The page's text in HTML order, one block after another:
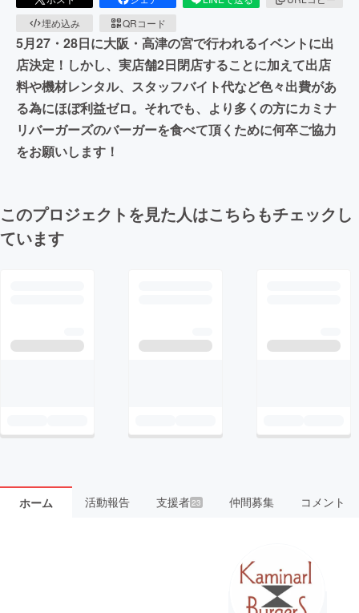
埋め込み
QRコード
5月27・28日に大阪・高津の宮で行われるイベントに出
店決定！しかし、実店舗2日閉店することに加えて出店
料や機材レンタル、スタッフバイト代など色々出費があ
る為にほぼ利益ゼロ。それでも、より多くの方にカミナ
リバーガーズのバーガーを食べて頂くために何卒ご協力
をお願いします！
このプロジェクトを見た人はこちらもチェックし
ています
ホーム 活動報告 支援者 23 仲間募集 コメント